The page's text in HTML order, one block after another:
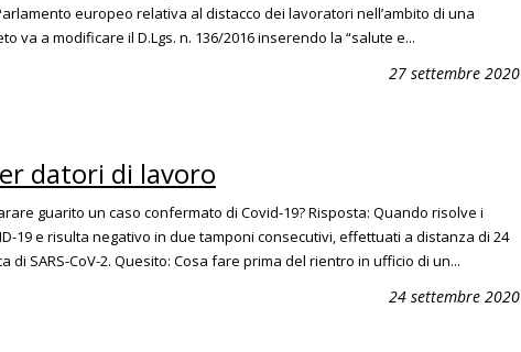
europeo relativa al distacco dei lavoratori nell’ambito di una
va a modificare il D.Lgs. n. 136/2016 inserendo la “salute e...
27 settembre 2020
datori di lavoro
guarito un caso confermato di Covid-19? Risposta: Quando risolve i
19 e risulta negativo in due tamponi consecutivi, effettuati a distanza di 24
di SARS-CoV-2. Quesito: Cosa fare prima del rientro in ufficio di un...
24 settembre 2020